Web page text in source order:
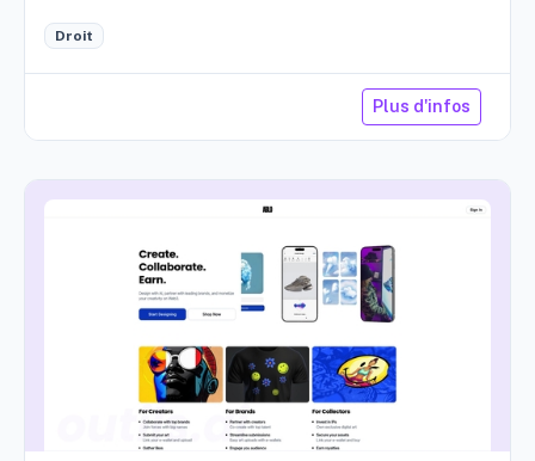
Droit
Plus d'infos